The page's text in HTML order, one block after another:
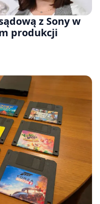
z Sony w
produkcji